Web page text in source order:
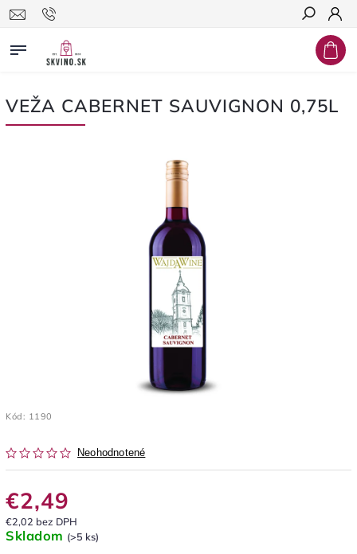
Hľadať
VEŽA CABERNET SAUVIGNON 0,75L
Kód: 1190
Neohodnotené
€2,49
€2,02 bez DPH
Skladom (>5 ks)